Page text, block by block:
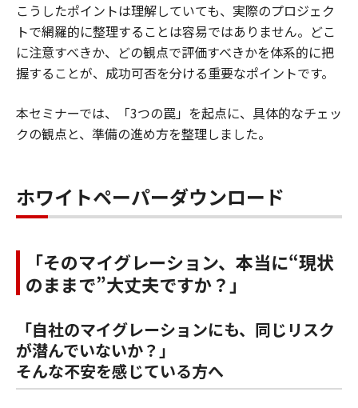
こうしたポイントは理解していても、実際のプロジェク
トで網羅的に整理することは容易ではありません。どこ
に注意すべきか、どの観点で評価すべきかを体系的に把
握することが、成功可否を分ける重要なポイントです。
本セミナーでは、「3つの罠」を起点に、具体的なチェッ
クの観点と、準備の進め方を整理しました。
ホワイトペーパーダウンロード
「そのマイグレーション、本当に“現状
のままで”大丈夫ですか？」
「自社のマイグレーションにも、同じリスク
が潜んでいないか？」
そんな不安を感じている方へ